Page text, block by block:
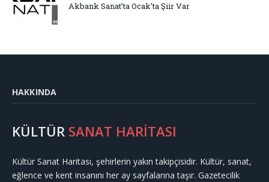
Akbank Sanat’ta Ocak’ta Şiir Var
HAKKINDA
KÜLTÜR SANAT HARİTASI
Kültür Sanat Haritası, şehirlerin yakın takipçisidir. Kültür, sanat,
eğlence ve kent insanını her ay sayfalarına taşır. Gazetecilik